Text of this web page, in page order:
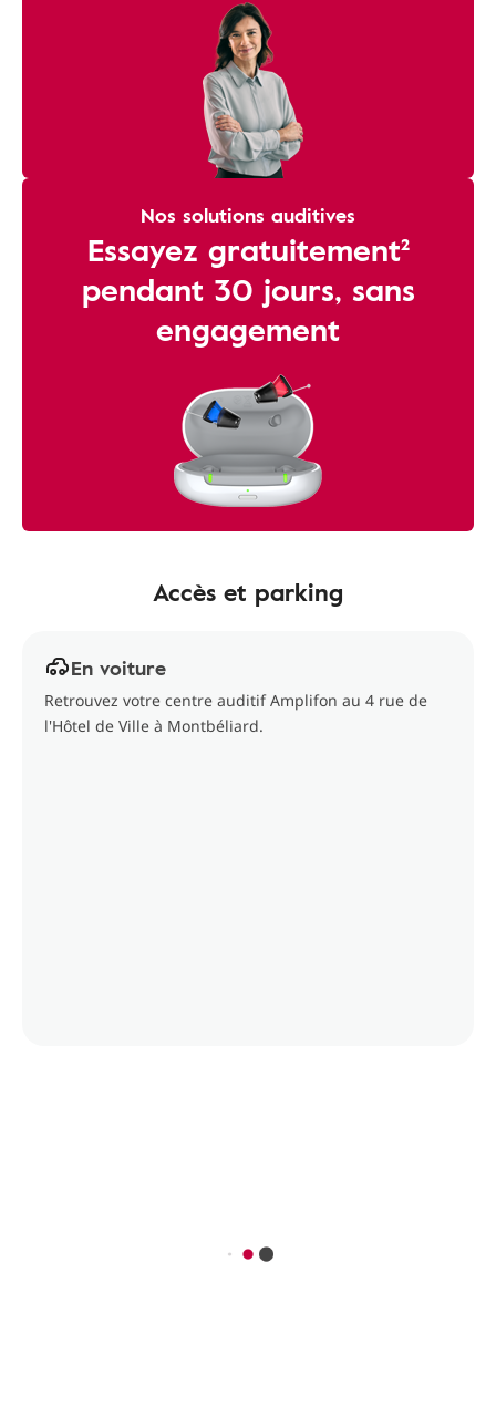
Nos solutions auditives
Essayez gratuitement²
pendant 30 jours, sans
engagement
Accès et parking
En voiture
Retrouvez votre centre auditif Amplifon au 4 rue de
l'Hôtel de Ville à Montbéliard.